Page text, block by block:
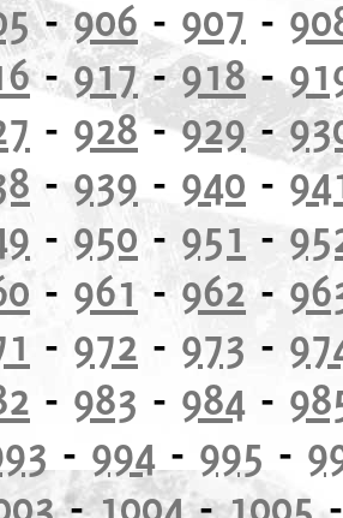
-906 - 907 -
-917-918-
- 928-929-
- 939 - 940 -
- 950 - 951 -
- 961 - 962 -
- 972 - 973 -
- 983 - 984 -
- 994 - 995 -
-1004-1005